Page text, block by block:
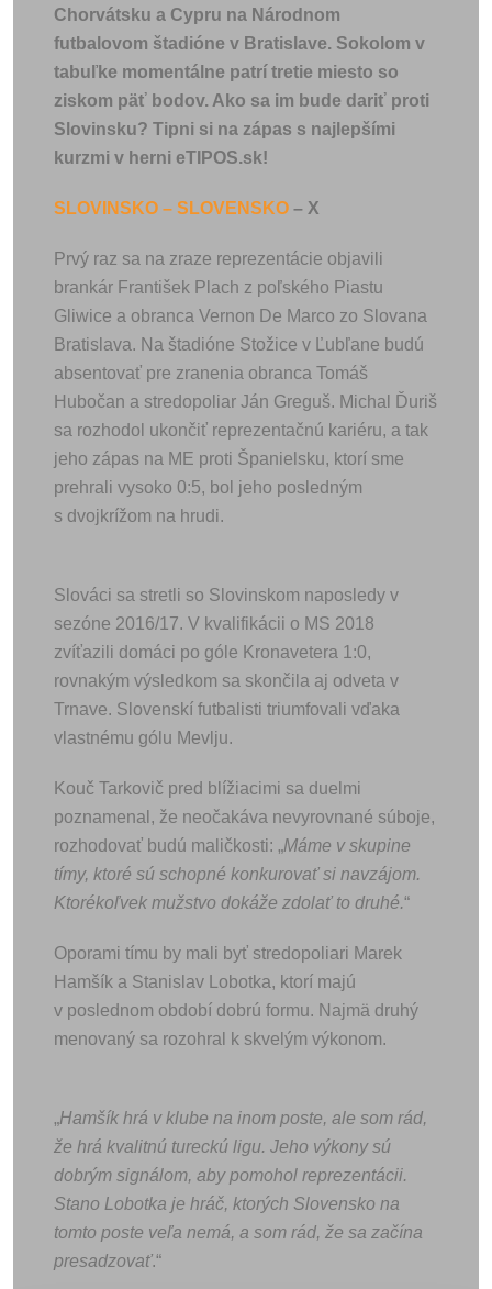
Chorvátsku a Cypru na Národnom
futbalovom štadióne v Bratislave. Sokolom v
tabuľke momentálne patrí tretie miesto so
ziskom päť bodov. Ako sa im bude dariť proti
Slovinsku? Tipni si na zápas s najlepšími
kurzmi v herni eTIPOS.sk!
SLOVINSKO – SLOVENSKO – X
Prvý raz sa na zraze reprezentácie objavili
brankár František Plach z poľského Piastu
Gliwice a obranca Vernon De Marco zo Slovana
Bratislava. Na štadióne Stožice v Ľubľane budú
absentovať pre zranenia obranca Tomáš
Hubočan a stredopoliar Ján Greguš. Michal Ďuriš
sa rozhodol ukončiť reprezentačnú kariéru, a tak
jeho zápas na ME proti Španielsku, ktorí sme
prehrali vysoko 0:5, bol jeho posledným
s dvojkrížom na hrudi.
Slováci sa stretli so Slovinskom naposledy v
sezóne 2016/17. V kvalifikácii o MS 2018
zvíťazili domáci po góle Kronavetera 1:0,
rovnakým výsledkom sa skončila aj odveta v
Trnave. Slovenskí futbalisti triumfovali vďaka
vlastnému gólu Mevlju.
Kouč Tarkovič pred blížiacimi sa duelmi
poznamenal, že neočakáva nevyrovnané súboje,
rozhodovať budú maličkosti: „Máme v skupine
tímy, ktoré sú schopné konkurovať si navzájom.
Ktorékoľvek mužstvo dokáže zdolať to druhé.“
Oporami tímu by mali byť stredopoliari Marek
Hamšík a Stanislav Lobotka, ktorí majú
v poslednom období dobrú formu. Najmä druhý
menovaný sa rozohral k skvelým výkonom.
„Hamšík hrá v klube na inom poste, ale som rád,
že hrá kvalitnú tureckú ligu. Jeho výkony sú
dobrým signálom, aby pomohol reprezentácii.
Stano Lobotka je hráč, ktorých Slovensko na
tomto poste veľa nemá, a som rád, že sa začína
presadzovať.“